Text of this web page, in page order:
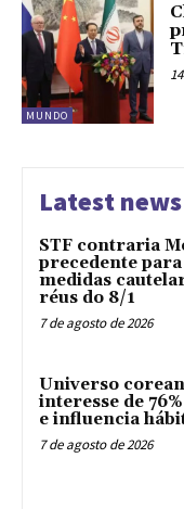
MUNDO
Latest news
STF contraria
precedente
medidas
réus do 8/1
7 de agosto de 2026
Universo
interesse de
e influencia
7 de agosto de 2026